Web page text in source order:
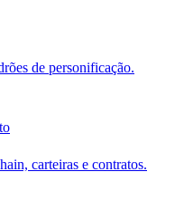
de personificação.
carteiras e contratos.